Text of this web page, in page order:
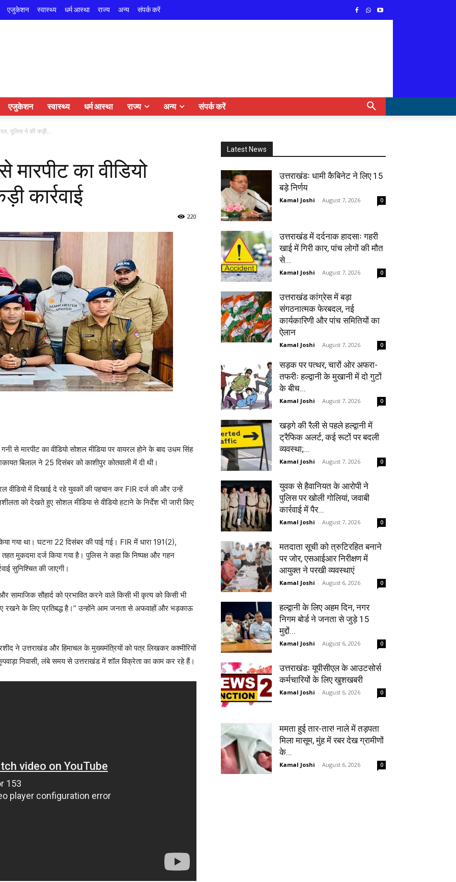
एजुकेशन स्वास्थ्य धर्म आस्था राज्य अन्य संपर्क करें
एजुकेशन स्वास्थ्य धर्म आस्था राज्य अन्य संपर्क करें
पुलिस ने की कड़ी...
मारपीट का वीडियो
कार्रवाई
220
से मारपीट का वीडियो सोशल मीडिया पर वायरल होने के बाद उधम सिंह
बिलाल ने 25 दिसंबर को काशीपुर कोतवाली में दी थी।
वीडियो में दिखाई दे रहे युवकों की पहचान कर FIR दर्ज की और उन्हें
को देखते हुए सोशल मीडिया से वीडियो हटाने के निर्देश भी जारी किए
गया था। घटना 22 दिसंबर की पाई गई। FIR में धारा 191(2),
दर्ज किया गया है। पुलिस ने कहा कि निष्पक्ष और गहन
सुनिश्चित की जाएगी।
सौहार्द को प्रभावित करने वाले किसी भी कृत्य को किसी भी
रखने के लिए प्रतिबद्ध है।” उन्होंने आम जनता से अफवाहों और भड़काऊ
ने उत्तराखंड और हिमाचल के मुख्यमंत्रियों को पत्र लिखकर कश्मीरियों
निवासी, लंबे समय से उत्तराखंड में शॉल विक्रेता का काम कर रहे हैं।
Latest News
उत्तराखंडः धामी कैबिनेट ने लिए 15
बड़े निर्णय
Kamal Joshi - August 7, 2026 0
उत्तराखंड में दर्दनाक हादसाः गहरी
खाई में गिरी कार, पांच लोगों की मौत
से...
Kamal Joshi - August 7, 2026 0
उत्तराखंड कांग्रेस में बड़ा
संगठनात्मक फेरबदल, नई
कार्यकारिणी और पांच समितियों का
ऐलान
Kamal Joshi - August 7, 2026 0
सड़क पर पत्थर, चारों ओर अफरा-
तफरीः हल्द्वानी के मुखानी में दो गुटों
के बीच...
Kamal Joshi - August 7, 2026 0
खड़गे की रैली से पहले हल्द्वानी में
ट्रैफिक अलर्ट, कई रूटों पर बदली
व्यवस्था;...
Kamal Joshi - August 7, 2026 0
युवक से हैवानियत के आरोपी ने
पुलिस पर खोली गोलियां, जवाबी
कार्रवाई में पैर...
Kamal Joshi - August 7, 2026 0
मतदाता सूची को त्रुटिरहित बनाने
पर जोर, एसआईआर निरीक्षण में
आयुक्त ने परखी व्यवस्थाएं
Kamal Joshi - August 6, 2026 0
हल्द्वानी के लिए अहम दिन, नगर
निगम बोर्ड ने जनता से जुड़े 15
मुद्दों...
Kamal Joshi - August 6, 2026 0
उत्तराखंडः यूपीसीएल के आउटसोर्स
कर्मचारियों के लिए खुशखबरी
Kamal Joshi - August 6, 2026 0
ममता हुई तार-तार! नाले में तड़पता
मिला मासूम, मुंह में रबर देख ग्रामीणों
के...
Kamal Joshi - August 6, 2026 0